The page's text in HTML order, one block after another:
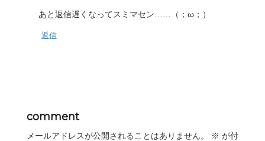
あと返信遅くなってスミマセン……（；ω；）
返信
comment
メールアドレスが公開されることはありません。 ※ が付